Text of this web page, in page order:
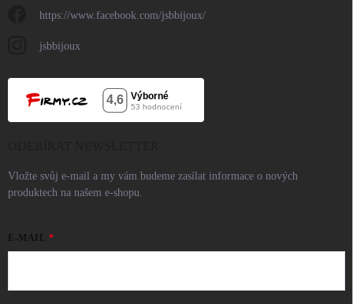
https://www.facebook.com/jsbbijoux/
jsbbijoux
Vložte svůj e-mail a my vám budeme zasílat informace o nových
produktech na našem e-shopu.
E-MAIL